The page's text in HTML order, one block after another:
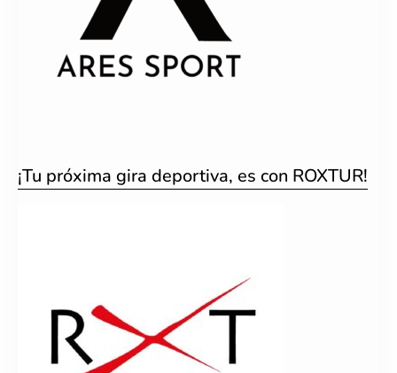
¡Tu próxima gira deportiva, es con ROXTUR!